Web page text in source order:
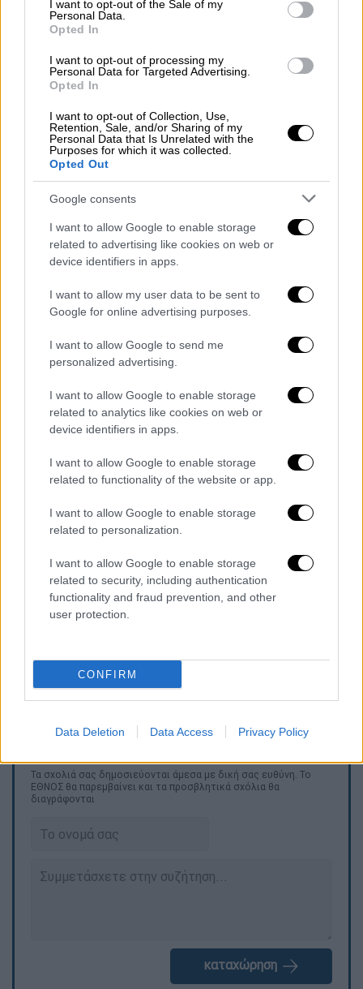
I want to opt-out of the Sale of my
Personal Data.
Opted In
I want to opt-out of processing my
Personal Data for Targeted Advertising.
Opted In
I want to opt-out of Collection, Use,
Retention, Sale, and/or Sharing of my
Personal Data that Is Unrelated with the
Purposes for which it was collected.
Opted Out
Google consents
I want to allow Google to enable storage
related to advertising like cookies on web or
device identifiers in apps.
I want to allow my user data to be sent to
Google for online advertising purposes.
I want to allow Google to send me
personalized advertising.
I want to allow Google to enable storage
related to analytics like cookies on web or
device identifiers in apps.
I want to allow Google to enable storage
related to functionality of the website or app.
I want to allow Google to enable storage
related to personalization.
I want to allow Google to enable storage
related to security, including authentication
functionality and fraud prevention, and other
user protection.
CONFIRM
Data Deletion Data Access Privacy Policy
Αντίστροφη μέτρηση για την
επιστροφή των Εργατικών στην
εξουσία
Εκτός ελέγχου το μέτωπο
Περίπου 400 πυροσβέστες δίνουν μάχη με
τις φλόγες, με τη συνδρομή
αεροσκαφών
βλάστηση μετατρέπεται σε καύσιμο για τις
φλόγες, οι οποίες εξαπλώνονται ταχύτατα
αρχηγός της Πυροσβεστικής Υπηρεσίας στην
κομητεία Μπιουτ, οΓκάρετ Σόλουντ
Από την πλευρά του, ο σερίφης Κόρι Χόνι
πυροτεχνήματαμε τα οποία είθισται να
εορτάζεται η4η Ιουλίου(σ.σ. Ημέρα της
Ανεξαρτησίας στις ΗΠΑ): «Το τελευταίο
πράγμα που θα θέλαμε είναι κάποιος που
αγόρασε πυροτεχνήματα να κάνει κάτι
Όλα αυτά ενώκύμα καύσωνα
ευρύτερη περιοχή, με τον υδράργυρο να
προβλέπεται ότι θα σκαρφαλώσει στους 46
βαθμούς Κελσίου τα επόμενα 24ωρα.
«Βρισκόμαστε σε μια
ενδεχομένως παρατεταμένου, ιστορικού και
δυνητικά θανατηφόρου», προειδοποιεί η
Εθνική Μετεωρολογική Υπηρεσία των ΗΠΑ.
Τα σχολιά σας δημοσιεύονται άμεσα με δική σας ευθύνη. Το
ΕΘΝΟΣ θα παρεμβαίνει και τα προσβλητικά σχόλια θα
διαγράφονται
καταχώρηση